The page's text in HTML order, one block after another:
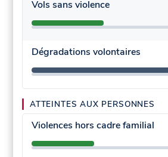
Vols sans violence
Dégradations volontaires
ATTEINTES AUX PERSONNES
Violences hors cadre familial